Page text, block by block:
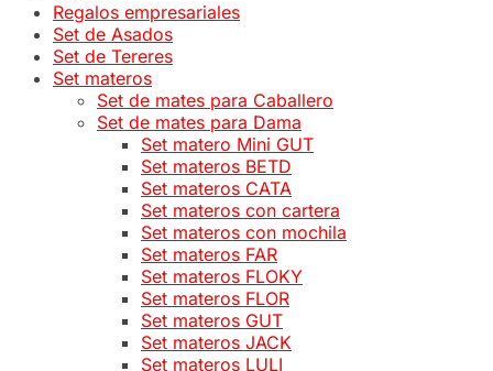
Regalos empresariales
Set de Asados
Set de Tereres
Set materos
Set de mates para Caballero
Set de mates para Dama
Set matero Mini GUT
Set materos BETD
Set materos CATA
Set materos con cartera
Set materos con mochila
Set materos FAR
Set materos FLOKY
Set materos FLOR
Set materos GUT
Set materos JACK
Set materos LULI